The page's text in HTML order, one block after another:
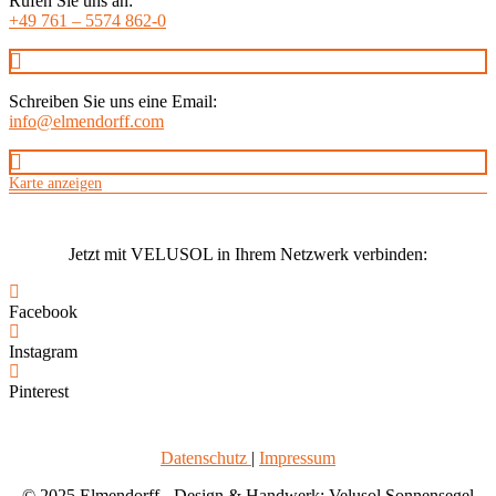
+49 761 – 5574 862-0
Schreiben Sie uns eine Email:
info@elmendorff.com
Karte anzeigen
Jetzt mit VELUSOL in Ihrem Netzwerk verbinden:
Facebook
Instagram
Pinterest
Datenschutz | Impressum